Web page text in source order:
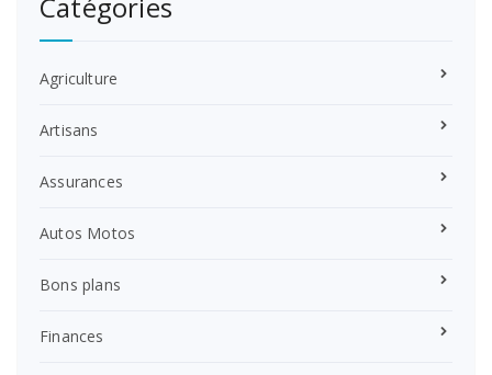
Agriculture
Artisans
Assurances
Autos Motos
Bons plans
Finances